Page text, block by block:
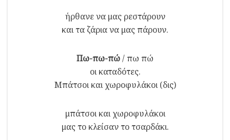
ήρθανε να μας ρεστάρουν
και τα ζάρια να μας πάρουν.
Πω-πω-πώ/ πω πώ
οι καταδότες.
Μπάτσοι και χωροφυλάκοι (δις)
μπάτσοι και χωροφυλάκοι
μας το κλείσαν το τσαρδάκι.